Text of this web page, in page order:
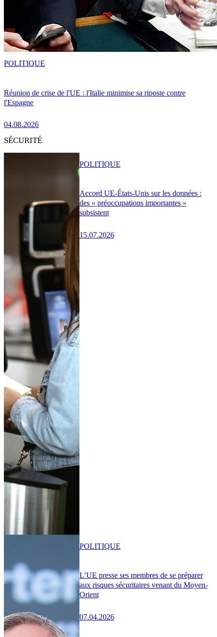
Réunion de crise de l'UE : l'Italie minimise sa riposte contre
l'Espagne
04.08.2026
POLITIQUE
SÉCURITÉ
Accord UE-États-Unis sur les données :
des « préoccupations importantes »
subsistent
15.07.2026
POLITIQUE
L’UE presse ses membres de se préparer
aux risques sécuritaires venant du Moyen-
Orient
07.04.2026
POLITIQUE